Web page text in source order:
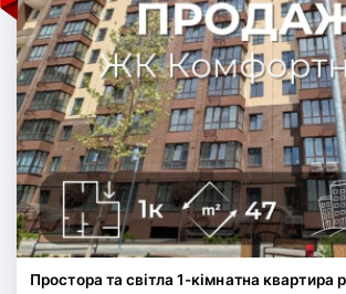
Простора та світла 1-кімнатна квартира